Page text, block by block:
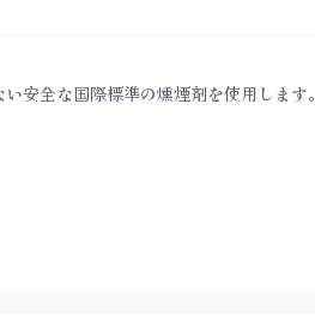
安全な国際標準の燻煙剤を使用します。